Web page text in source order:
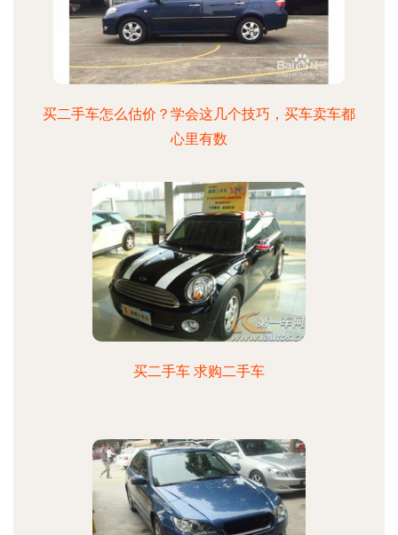
买二手车怎么估价？学会这几个技巧，买车卖车都
心里有数
买二手车 求购二手车